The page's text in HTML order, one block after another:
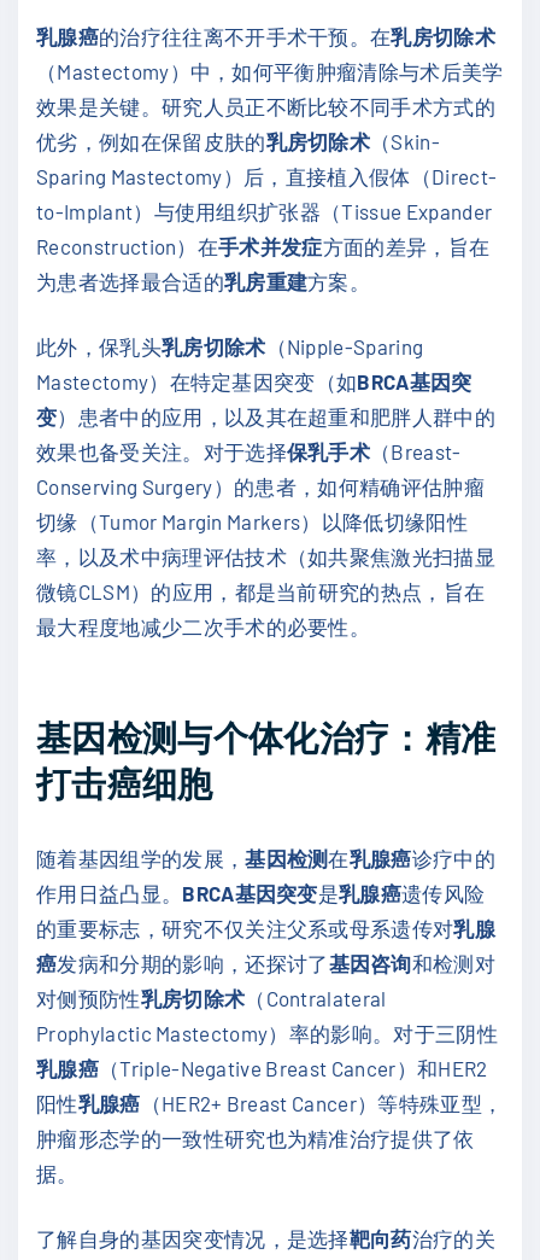
乳腺癌的治疗往往离不开手术干预。在乳房切除术
（Mastectomy）中，如何平衡肿瘤清除与术后美学
效果是关键。研究人员正不断比较不同手术方式的
优劣，例如在保留皮肤的乳房切除术 （Skin-
Sparing Mastectomy）后，直接植入假体（Direct-
to-Implant）与使用组织扩张器（Tissue Expander
Reconstruction）在手术并发症方面的差异，旨在
为患者选择最合适的乳房重建方案。
此外，保乳头乳房切除术 （Nipple-Sparing
Mastectomy）在特定基因突变（如BRCA基因突
变）患者中的应用，以及其在超重和肥胖人群中的
效果也备受关注。对于选择保乳手术 （Breast-
Conserving Surgery）的患者，如何精确评估肿瘤
切缘（Tumor Margin Markers）以降低切缘阳性
率，以及术中病理评估技术（如共聚焦激光扫描显
微镜CLSM）的应用，都是当前研究的热点，旨在
最大程度地减少二次手术的必要性。
基因检测与个体化治疗：精准
打击癌细胞
随着基因组学的发展，基因检测在乳腺癌诊疗中的
作用日益凸显。 BRCA基因突变是乳腺癌遗传风险
的重要标志，研究不仅关注父系或母系遗传对乳腺
癌发病和分期的影响，还探讨了基因咨询和检测对
对侧预防性乳房切除术 （Contralateral
Prophylactic Mastectomy）率的影响。对于三阴性
乳腺癌（Triple-Negative Breast Cancer）和HER2
阳性乳腺癌 （HER2+ Breast Cancer）等特殊亚型，
肿瘤形态学的一致性研究也为精准治疗提供了依
据。
了解自身的基因突变情况，是选择靶向药治疗的关